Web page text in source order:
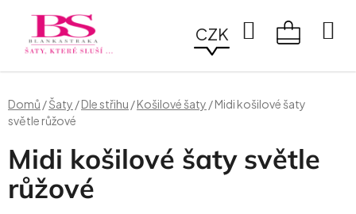
obsah
CZK
Hledat
Domů /Šaty /Dle střihu /Košilové šaty /Midi košilové šaty
světle růžové
Midi košilové šaty světle
růžové